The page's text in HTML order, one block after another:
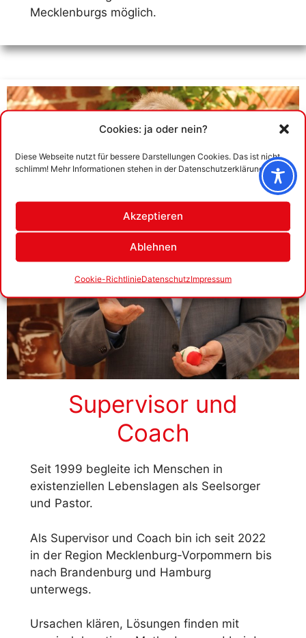
Cookies: ja oder nein?
Diese Webseite nutzt für bessere Darstellungen Cookies. Das ist nicht
schlimm! Mehr Informationen stehen in der Datenschutzerklärung.
Akzeptieren
Ablehnen
Cookie-RichtlinieDatenschutzImpressum
Mecklenburgs möglich.
Supervisor und
Coach
Seit 1999 begleite ich Menschen in
existenziellen Lebenslagen als Seelsorger
und Pastor.
Als Supervisor und Coach bin ich seit 2022
in der Region Mecklenburg-Vorpommern bis
nach Brandenburg und Hamburg
unterwegs.
Ursachen klären, Lösungen finden mit